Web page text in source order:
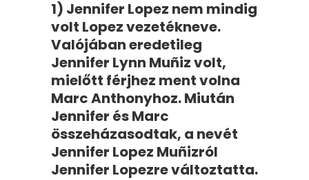
1) Jennifer Lopez nem mindig
volt Lopez vezetékneve.
Valójában eredetileg
Jennifer Lynn Muñiz volt,
mielőtt férjhez ment volna
Marc Anthonyhoz. Miután
Jennifer és Marc
összeházasodtak, a nevét
Jennifer Lopez Muñizról
Jennifer Lopezre változtatta.